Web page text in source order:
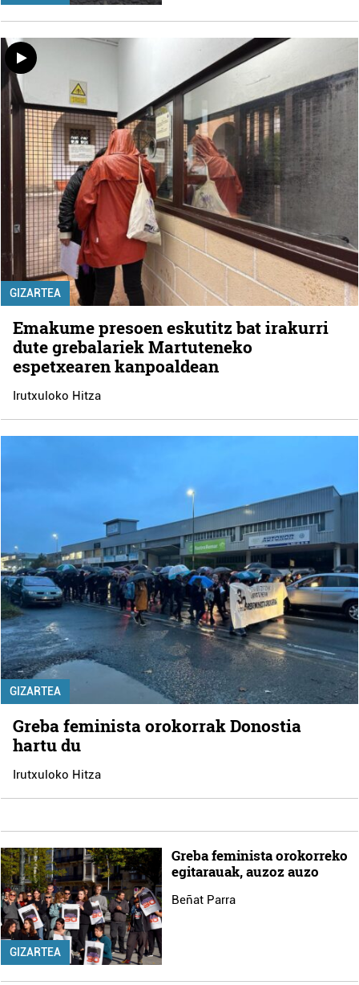
GIZARTEA
Emakume presoen eskutitz bat irakurri
dute grebalariek Martuteneko
espetxearen kanpoaldean
Irutxuloko Hitza
GIZARTEA
Greba feminista orokorrak Donostia
hartu du
Irutxuloko Hitza
GIZARTEA
Greba feminista orokorreko
egitarauak, auzoz auzo
Beñat Parra